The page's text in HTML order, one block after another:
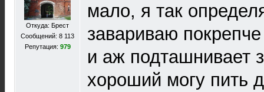
Откуда: Брест
Сообщений: 8 113
Репутация: 979
мало, я так
завариваю
и аж подташнивает
хороший могу пить